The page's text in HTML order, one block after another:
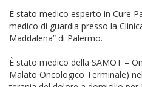
È stato medico esperto in Cure
medico di guardia presso la
Maddalena” di Palermo.
È stato medico della SAMOT –
Malato Oncologico Terminale)